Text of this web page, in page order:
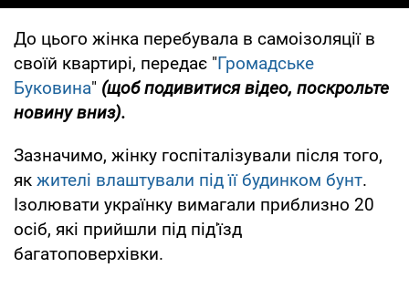
До цього жінка перебувала в самоізоляції в
своїй квартирі, передає "Громадське
Буковина" (щоб подивитися відео, поскрольте
новину вниз).
Зазначимо, жінку госпіталізували після того,
як жителі влаштували під її будинком бунт.
Ізолювати українку вимагали приблизно 20
осіб, які прийшли під під'їзд
багатоповерхівки.